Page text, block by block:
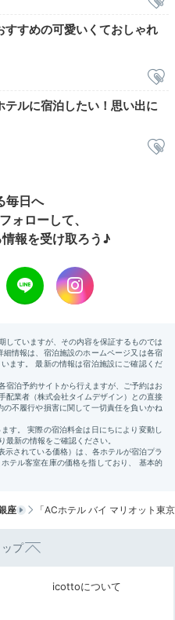
ホテルから有楽町駅まで徒歩約12
かな通りをぶらりとお散
ッピングをしたり、おし
。女子同士の楽しい時間
す。
しに
すすめの可愛いくておしゃれ
テルに宿泊したい！思い出に
毎日へ
ォローして、
報を受け取ろう♪
座 「ACホテル バイ マリオット東
プ
icottoについて